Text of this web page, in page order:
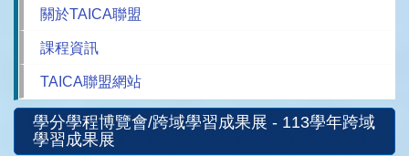
關於TAICA聯盟
課程資訊
TAICA聯盟網站
學分學程博覽會/跨域學習成果展 - 113學年跨域
學習成果展